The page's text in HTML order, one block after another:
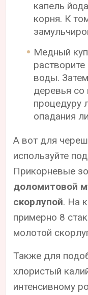
капель
корня. К
Медный
воды.
деревья со
процедуру
опадания
А вот для
используйте
Прикорневые
доломитовой
скорлупой. На
примерно 8
молотой
Также для
хлористый
интенсивному